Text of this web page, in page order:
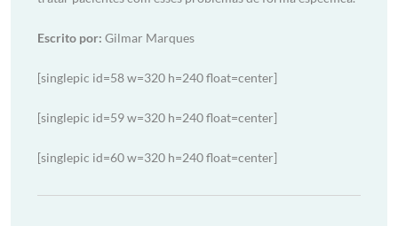
Escrito por: Gilmar Marques
[singlepic id=58 w=320 h=240 float=center]
[singlepic id=59 w=320 h=240 float=center]
[singlepic id=60 w=320 h=240 float=center]